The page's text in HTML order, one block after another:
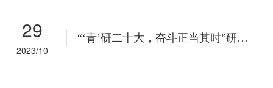
29
2023/10
“‘青’研二十大，奋斗正当其时”研究生专题学习活动第二期：“引路青春，厚植理想”主题观影活动顺利开展